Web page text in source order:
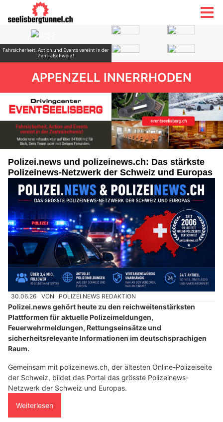
APPENZELL INNERRHODEN
Polizei.news und polizeinews.ch: Das stärkste
Polizeinews-Netzwerk der Schweiz und Europas
30.06.26 VON POLIZEI.NEWS REDAKTION
Polizei.news gehört heute zu den reichweitenstärksten
Plattformen für aktuelle Polizeimeldungen,
Feuerwehrmeldungen, Rettungseinsätze und
sicherheitsrelevante Informationen im deutschsprachigen
Raum.
Gemeinsam mit polizeinews.ch, der ältesten Online-Polizeiseite
der Schweiz, bildet das Portal das grösste Polizeinews-
Netzwerk der Schweiz und Europas.
Weiterlesen